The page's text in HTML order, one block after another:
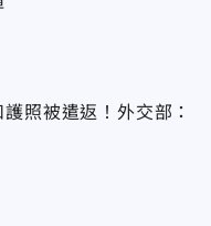
照被遣返！外交部：